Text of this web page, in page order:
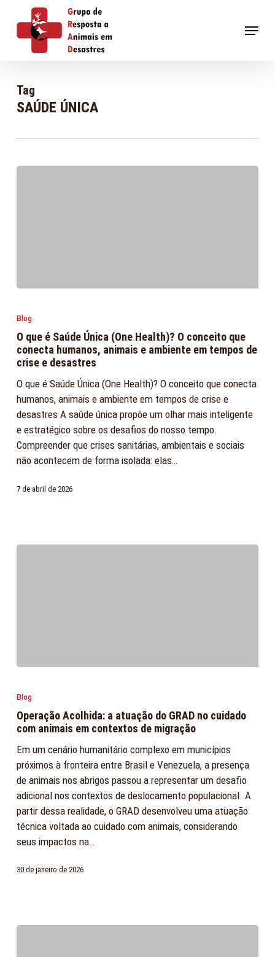
main
Menu
Tag
SAÚDE ÚNICA
Saúde
Única
Health)?
O
conceito
que
conecta
humanos,
e
Blog
O que é Saúde Única (One Health)? O conceito que
conecta humanos, animais e ambiente em tempos de
crise e desastres
O que é Saúde Única (One Health)? O conceito que conecta
humanos, animais e ambiente em tempos de crise e
desastres A saúde única propõe um olhar mais inteligente
e estratégico sobre os desafios do nosso tempo.
Compreender que crises sanitárias, ambientais e sociais
não acontecem de forma isolada: elas…
7 de abril de 2026
atuação
do
GRAD
no
cuidado
com
animais
em
contextos
migração
Blog
Operação Acolhida: a atuação do GRAD no cuidado
com animais em contextos de migração
Em um cenário humanitário complexo em municípios
próximos à fronteira entre Brasil e Venezuela, a presença
de animais nos abrigos passou a representar um desafio
adicional nos contextos de deslocamento populacional. A
partir dessa realidade, o GRAD desenvolveu uma atuação
técnica voltada ao cuidado com animais, considerando
seus impactos na…
30 de janeiro de 2026